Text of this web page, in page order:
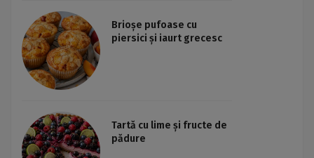
Brioșe pufoase cu
piersici și iaurt grecesc
Tartă cu lime și fructe de
pădure